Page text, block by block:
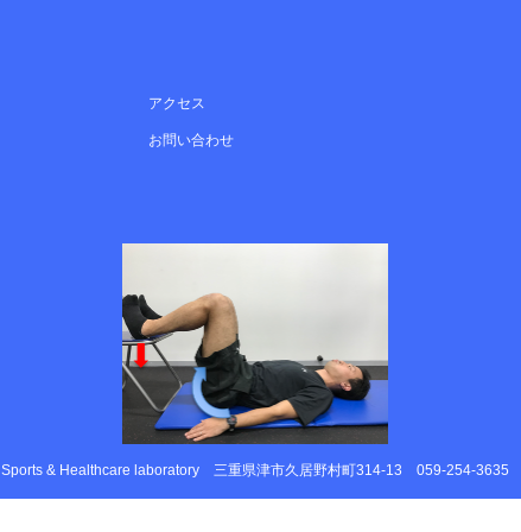
アクセス
お問い合わせ
Sports & Healthcare laboratory 三重県津市久居野村町314-13 059-254-3635